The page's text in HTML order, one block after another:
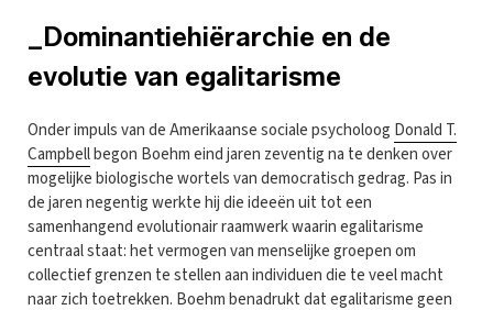
_Dominantiehiërarchie en de
evolutie van egalitarisme
Onder impuls van de Amerikaanse sociale psycholoog Donald T.
Campbellbegon Boehm eind jaren zeventig na te denken over
mogelijke biologische wortels van democratisch gedrag. Pas in
de jaren negentig werkte hij die ideeën uit tot een
samenhangend evolutionair raamwerk waarin egalitarisme
centraal staat: het vermogen van menselijke groepen om
collectief grenzen te stellen aan individuen die te veel macht
naar zich toetrekken. Boehm benadrukt dat egalitarisme geen